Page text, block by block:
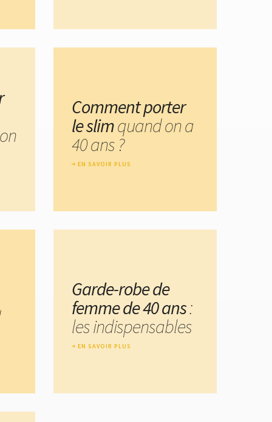
Comment porter
le slimquand on a
40 ans ?
EN SAVOIR PLUS
Garde-robe de
femme de 40 ans:
les indispensables
EN SAVOIR PLUS